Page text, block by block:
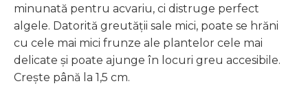
minunată pentru acvariu, ci distruge perfect
algele. Datorită greutății sale mici, poate se hrăni
cu cele mai mici frunze ale plantelor cele mai
delicate și poate ajunge în locuri greu accesibile.
Crește până la 1,5 cm.